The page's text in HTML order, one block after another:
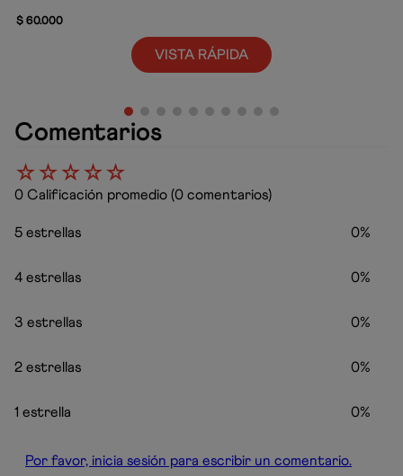
$60.000
VISTA RÁPIDA
Comentarios
☆☆☆☆☆
0 Calificación promedio (0 comentarios)
5 estrellas 0%
4 estrellas 0%
3 estrellas 0%
2 estrellas 0%
1 estrella 0%
Por favor, inicia sesión para escribir un comentario.